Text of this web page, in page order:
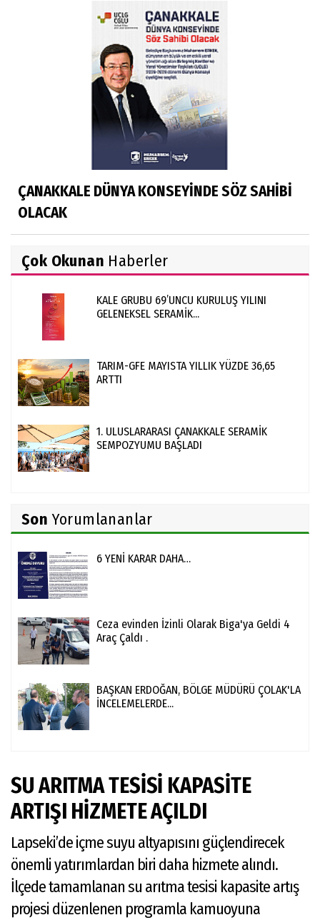
ÇANAKKALE DÜNYA KONSEYİNDE SÖZ SAHİBİ
OLACAK
Çok Okunan Haberler
KALE GRUBU 69’UNCU KURULUŞ YILINI
GELENEKSEL SERAMİK...
TARIM-GFE MAYISTA YILLIK YÜZDE 36,65
ARTTI
1. ULUSLARARASI ÇANAKKALE SERAMİK
SEMPOZYUMU BAŞLADI
Son Yorumlananlar
6 YENİ KARAR DAHA…
Ceza evinden İzinli Olarak Biga'ya Geldi 4
Araç Çaldı .
BAŞKAN ERDOĞAN, BÖLGE MÜDÜRÜ ÇOLAK'LA
İNCELEMELERDE...
SU ARITMA TESİSİ KAPASİTE
ARTIŞI HİZMETE AÇILDI
Lapseki’de içme suyu altyapısını güçlendirecek
önemli yatırımlardan biri daha hizmete alındı.
İlçede tamamlanan su arıtma tesisi kapasite artış
projesi düzenlenen programla kamuoyuna